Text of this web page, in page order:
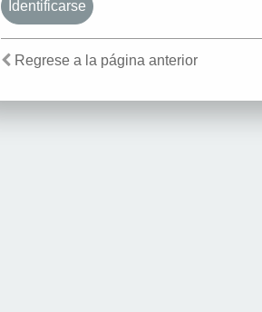
Regrese a la página anterior